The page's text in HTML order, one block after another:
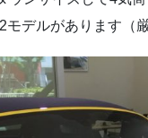
モデルがあります（